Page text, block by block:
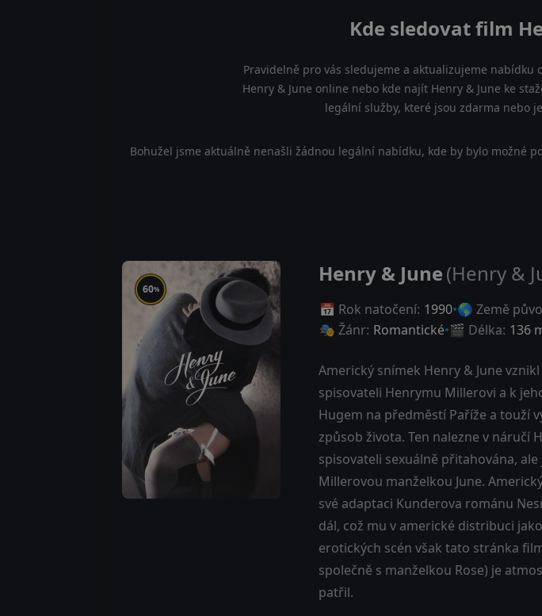
Kde sledovat film
Pravidelně pro vás sledujeme a aktualizujeme nabídku
Henry & June online nebo kde najít Henry & June ke
legální služby, které jsou zdarma nebo
Bohužel jsme aktuálně nenašli žádnou legální nabídku, kde by bylo možné
60%
Henry & June(Henry &
📅 Rok natočení: 1990 🌎 Země
🎭 Žánr: Romantické 🎬 Délka: 136
Americký snímek Henry & June
spisovateli Henrymu Millerovi a k
Hugem na předměstí Paříže a touží
způsob života. Ten nalezne v náručí
spisovateli sexuálně přitahována,
Millerovou manželkou June.
své adaptaci Kunderova románu
dál, což mu v americké distribuci
erotických scén však tato stránka
společně s manželkou Rose) je
patřil.